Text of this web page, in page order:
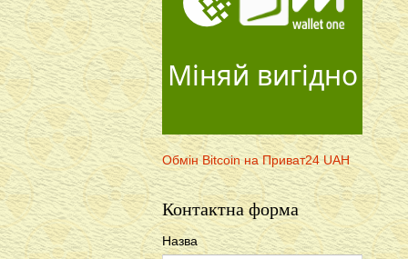
Міняй вигідно
Обмін Bitcoin на Приват24 UAH
Контактна форма
Назва